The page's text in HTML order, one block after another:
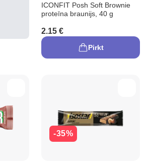
ICONFIT Posh Soft Brownie
proteīna braunijs, 40 g
2.15 €
Pirkt
-35%